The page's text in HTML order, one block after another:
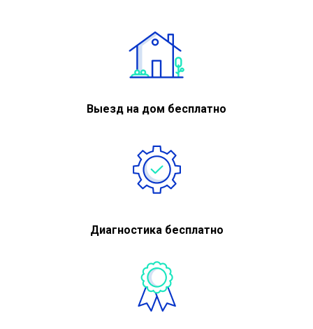
Выезд на дом бесплатно
Диагностика бесплатно